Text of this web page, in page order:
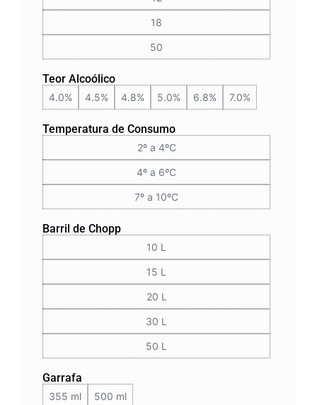
18
50
Teor Alcoólico
4.0% 4.5% 4.8% 5.0% 6.8% 7.0%
Temperatura de Consumo
2º a 4ºC
4º a 6ºC
7º a 10ºC
Barril de Chopp
10 L
15 L
20 L
30 L
50 L
Garrafa
355 ml 500 ml